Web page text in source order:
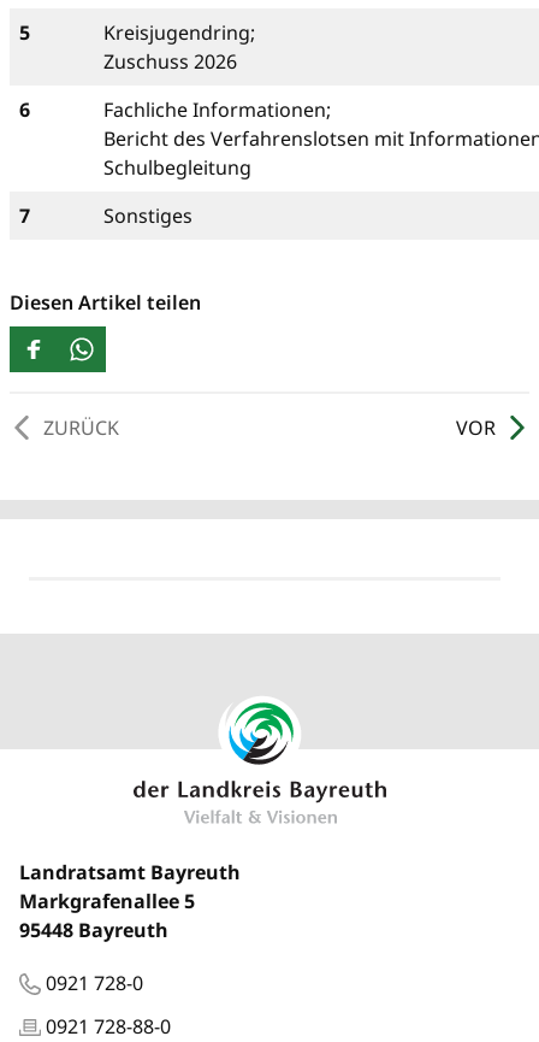
5
Kreisjugendring;
Zuschuss 2026
6
Fachliche Informationen;
Bericht des Verfahrenslotsen mit
Schulbegleitung
7
Sonstiges
Diesen Artikel teilen
VOR
ZURÜCK
Landratsamt Bayreuth
Markgrafenallee 5
95448 Bayreuth
0921 728-0
0921 728-88-0